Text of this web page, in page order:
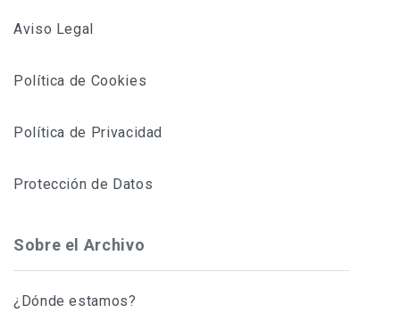
Aviso Legal
Política de Cookies
Política de Privacidad
Protección de Datos
Sobre el Archivo
¿Dónde estamos?